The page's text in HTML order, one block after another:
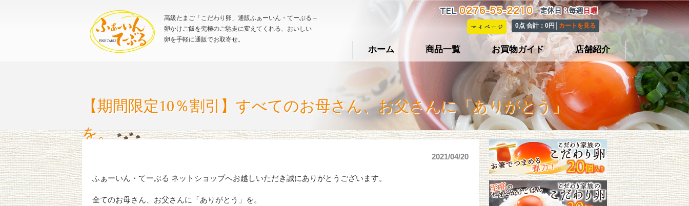
高級たまご「こだわり卵」通販ふぁーいん・てーぶる –
卵かけご飯を究極のご馳走に変えてくれる、おいしい
卵を手軽に通販でお取寄せ。
0点 合計：0円│ カートを見る
ホーム 商品一覧 お買物ガイド 店舗紹介
【期間限定10％割引】すべてのお母さん、お父さんに「ありがとう」
を。
2021/04/20
ふぁーいん・てーぶる ネットショップへお越しいただき誠にありがとうございます。
全てのお母さん、お父さんに「ありがとう」を。